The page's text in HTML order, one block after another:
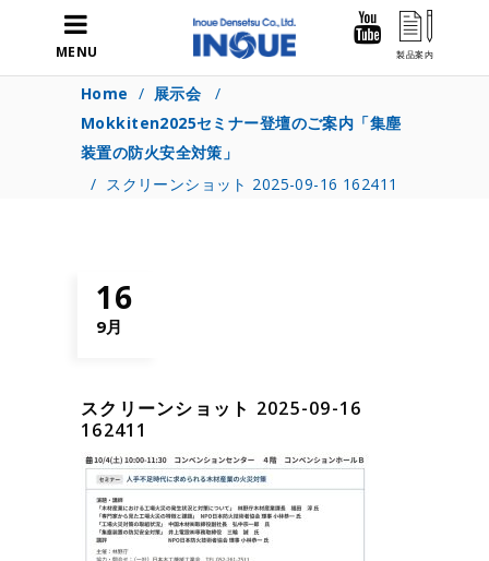
MENU
Home / 展示会
/
Mokkiten2025セミナー登壇のご案内「集塵
装置の防火安全対策」
/ スクリーンショット 2025-09-16 162411
16
9月
スクリーンショット 2025-09-16
162411